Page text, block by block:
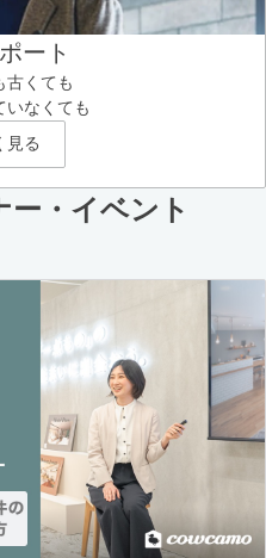
ート
古くても
いなくても
見る
ー・イベント